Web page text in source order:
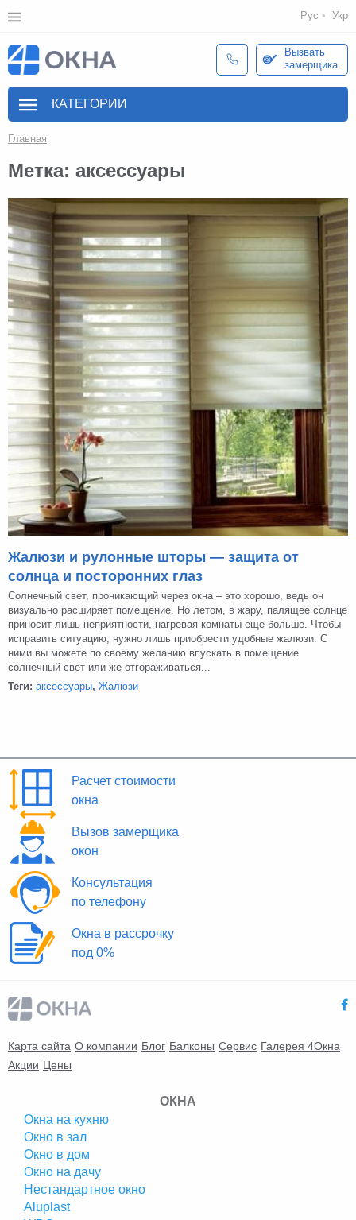
Рус Укр
Вызвать
замерщика
КАТЕГОРИИ
Главная
Метка: аксессуары
Жалюзи и рулонные шторы — защита от
солнца и посторонних глаз
Солнечный свет, проникающий через окна – это хорошо, ведь он
визуально расширяет помещение. Но летом, в жару, палящее солнце
приносит лишь неприятности, нагревая комнаты еще больше. Чтобы
исправить ситуацию, нужно лишь приобрести удобные жалюзи. С
ними вы можете по своему желанию впускать в помещение
солнечный свет или же отгораживаться...
Теги: аксессуары, Жалюзи
Расчет стоимости
окна
Вызов замерщика
окон
Консультация
по телефону
Окна в рассрочку
под 0%
Карта сайта О компании Блог Балконы Сервис Галерея 4Окна
Акции Цены
ОКНА
Окна на кухню
Окно в зал
Окно в дом
Окно на дачу
Нестандартное окно
Аluplast